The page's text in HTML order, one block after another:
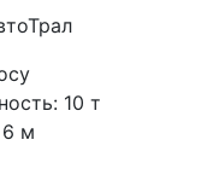
10 т
6 м